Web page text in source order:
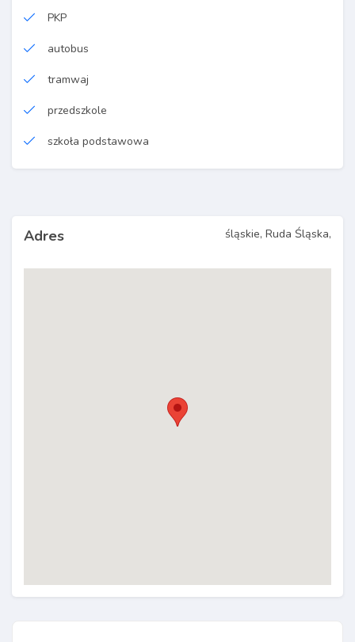
PKP
autobus
tramwaj
przedszkole
szkoła podstawowa
Adres śląskie, Ruda Śląska,